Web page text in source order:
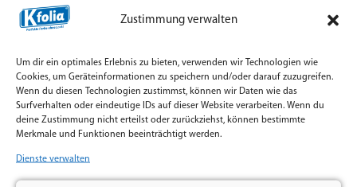
Zustimmung verwalten
Um dir ein optimales Erlebnis zu bieten, verwenden wir Technologien wie
Cookies, um Geräteinformationen zu speichern und/oder darauf zuzugreifen.
Wenn du diesen Technologien zustimmst, können wir Daten wie das
Surfverhalten oder eindeutige IDs auf dieser Website verarbeiten. Wenn du
deine Zustimmung nicht erteilst oder zurückziehst, können bestimmte
Merkmale und Funktionen beeinträchtigt werden.
Dienste verwalten
Zulassungsdienst mit Straßenpräsenz statt
Standard-Aufkleber
Teilfolierung und Firmenbeschriftung für
Zulassungsfahrzeuge mit Orajet Rapid Air Digitaldruck
umgesetzt.
Weiterlesen »